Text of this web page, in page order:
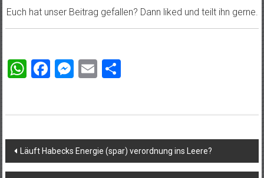
Euch hat unser Beitrag gefallen? Dann liked und teilt ihn gerne.
WhatsApp
Facebook
Messenger
Email
Beitragsnavigation
Läuft Habecks Energie (spar) verordnung ins Leere?